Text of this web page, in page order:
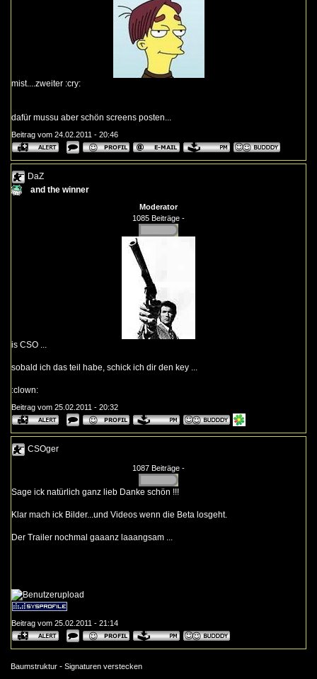
mist....zweiter :cry:
dafür mussu aber schön screens posten...
Beitrag vom 24.02.2011 - 20:46
DaZ
and the winner
Moderator
1085 Beiträge -
is CSO ...
sobald ich das teil habe, schick ich dir den key ...
:clown:
Beitrag vom 25.02.2011 - 20:32
CSOger
1087 Beiträge -
Sage ick natürlich ganz lieb Danke schön !!!
Klar mach ick Bilder...und Videos wenn die Beta losgeht.
Der Trailer nochmal gaaanz laaangsam ...
Beitrag vom 25.02.2011 - 21:14
Baumstruktur - Signaturen verstecken